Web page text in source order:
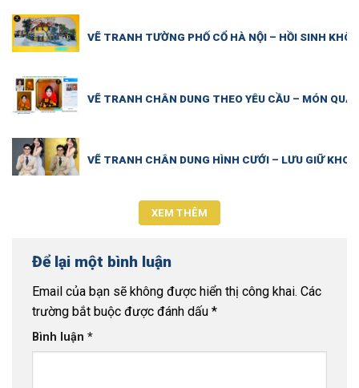
VẼ TRANH TƯỜNG PHỐ CỔ HÀ NỘI – HỒI SINH
VẼ TRANH CHÂN DUNG THEO YÊU CẦU – MÓN
VẼ TRANH CHÂN DUNG HÌNH CƯỚI – LƯU GIỮ
XEM THÊM
Để lại một bình luận
Email của bạn sẽ không được hiển thị công khai. Các
trường bắt buộc được đánh dấu *
Bình luận *